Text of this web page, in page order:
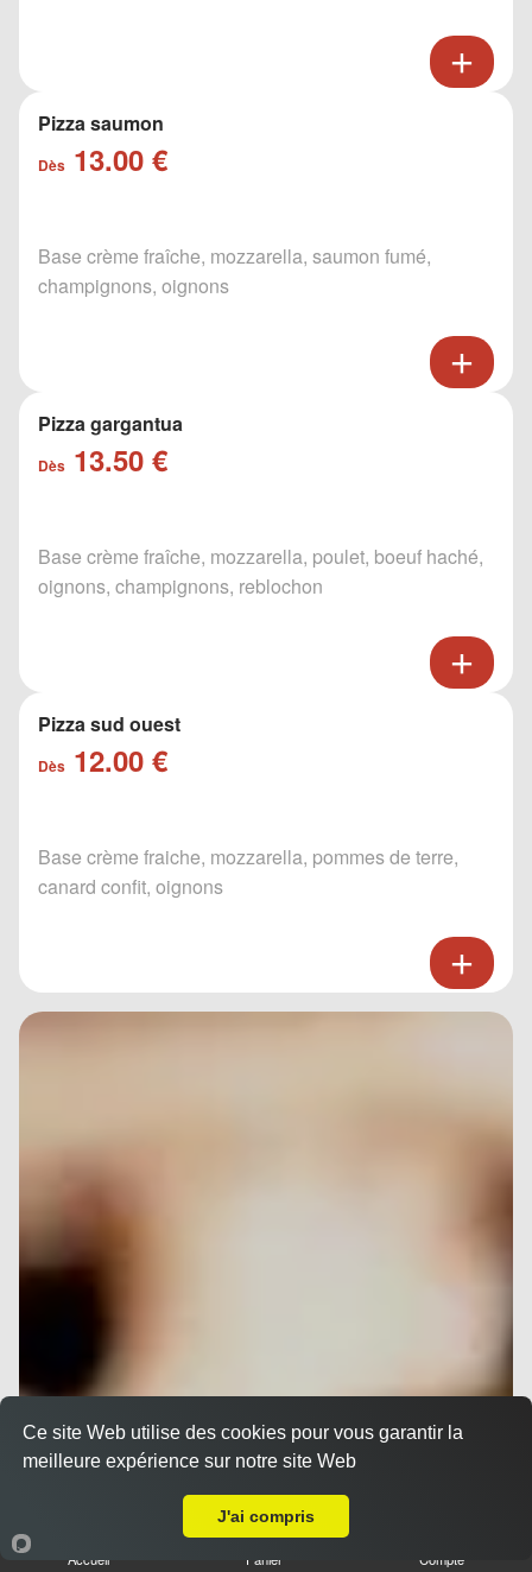
Pizza saumon
Dès 13.00 €
Base crème fraîche, mozzarella, saumon fumé,
champignons, oignons
Pizza gargantua
Dès 13.50 €
Base crème fraîche, mozzarella, poulet, boeuf haché,
oignons, champignons, reblochon
Pizza sud ouest
Dès 12.00 €
Base crème fraiche, mozzarella, pommes de terre,
canard confit, oignons
Accueil Panier Compte
Ce site Web utilise des cookies pour vous garantir la
meilleure expérience sur notre site Web
J'ai compris